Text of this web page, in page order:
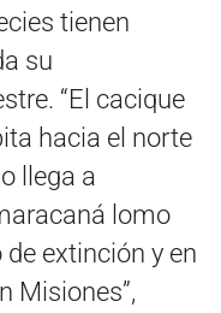
tienen
su
“El cacique
hacia el norte
llega a
lomo
extinción y en
Misiones”,